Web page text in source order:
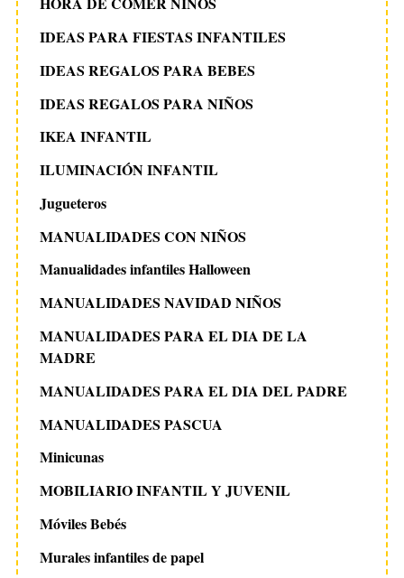
IDEAS PARA FIESTAS INFANTILES
IDEAS REGALOS PARA BEBES
IDEAS REGALOS PARA NIÑOS
IKEA INFANTIL
ILUMINACIÓN INFANTIL
Jugueteros
MANUALIDADES CON NIÑOS
Manualidades infantiles Halloween
MANUALIDADES NAVIDAD NIÑOS
MANUALIDADES PARA EL DIA DE LA
MADRE
MANUALIDADES PARA EL DIA DEL PADRE
MANUALIDADES PASCUA
Minicunas
MOBILIARIO INFANTIL Y JUVENIL
Móviles Bebés
Murales infantiles de papel